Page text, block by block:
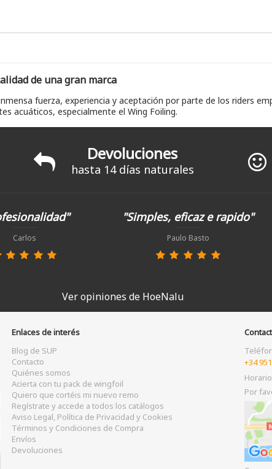
de una gran marca
fuerza, experiencia y aceptación por parte de los riders
acuáticos, especialmente el Wing Foiling.
Devoluciones
hasta 14 días naturales
Carlos
"Simples, eficaz e rapido"
Paulo Basto
Ver opiniones de HoeNalu
Enlaces de interés
Blog de SUP
Contacto
Quiénes somos
Acierta con tu pack de wingfoil
Quiero que cortéis mi nuevo remo
Regístrate y accede a todos los catálogos
Aviso Legal, Política de Privacidad y Cookies
Términos y Condiciones de Compra
Envíos
Devoluciones
+34
Por